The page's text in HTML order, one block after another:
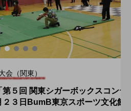
ックスコンテスト」、１１
ポーツ文化館にて開催。